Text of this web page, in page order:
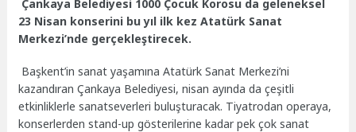
Çankaya Belediyesi 1000 Çocuk Korosu da geleneksel
23 Nisan konserini bu yıl ilk kez Atatürk Sanat
Merkezi’nde gerçekleştirecek.
Başkent’in sanat yaşamına Atatürk Sanat Merkezi’ni
kazandıran Çankaya Belediyesi, nisan ayında da çeşitli
etkinliklerle sanatseverleri buluşturacak. Tiyatrodan operaya,
konserlerden stand-up gösterilerine kadar pek çok sanat